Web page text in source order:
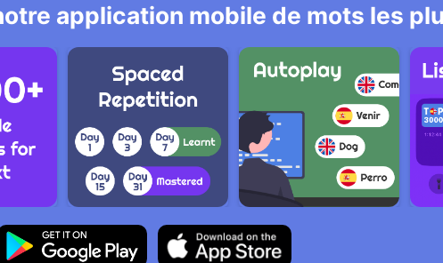
application mobile de mots les